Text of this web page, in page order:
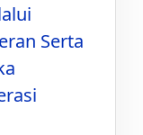
Serta